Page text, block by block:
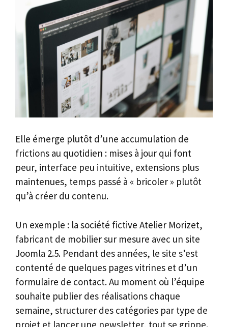
Elle émerge plutôt d’une accumulation de
frictions au quotidien : mises à jour qui font
peur, interface peu intuitive, extensions plus
maintenues, temps passé à « bricoler » plutôt
qu’à créer du contenu.
Un exemple : la société fictive Atelier Morizet,
fabricant de mobilier sur mesure avec un site
Joomla 2.5. Pendant des années, le site s’est
contenté de quelques pages vitrines et d’un
formulaire de contact. Au moment où l’équipe
souhaite publier des réalisations chaque
semaine, structurer des catégories par type de
projet et lancer une newsletter, tout se grippe.